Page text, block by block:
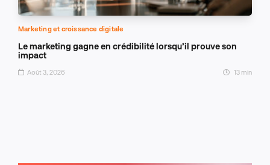
Marketing et croissance digitale
Le marketing gagne en crédibilité lorsqu’il prouve son
impact
Août 3, 2026 13 min